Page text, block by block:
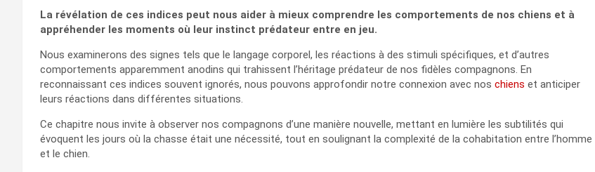
La révélation de ces indices peut nous aider à mieux comprendre les comportements de nos chiens et à
appréhender les moments où leur instinct prédateur entre en jeu.
Nous examinerons des signes tels que le langage corporel, les réactions à des stimuli spécifiques, et d’autres
comportements apparemment anodins qui trahissent l’héritage prédateur de nos fidèles compagnons. En
reconnaissant ces indices souvent ignorés, nous pouvons approfondir notre connexion avec nos chiens et anticiper
leurs réactions dans différentes situations.
Ce chapitre nous invite à observer nos compagnons d’une manière nouvelle, mettant en lumière les subtilités qui
évoquent les jours où la chasse était une nécessité, tout en soulignant la complexité de la cohabitation entre l’homme
et le chien.